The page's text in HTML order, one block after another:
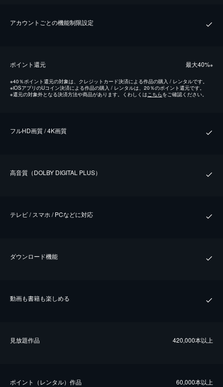
アカウントごとの機能制限設定
ポイント還元 最⼤40%※
※40％ポイント還元の対象は、クレジットカード決済による作品の購入 / レンタルです。
※iOSアプリのUコイン決済による作品の購入 / レンタルは、20％のポイント還元です。
※還元の対象外となる決済方法や商品があります。くわしくはこちらをご確認ください。
フルHD画質 / 4K画質
⾼⾳質（DOLBY DIGITAL PLUS）
テレビ / スマホ / PCなどに対応
ダウンロード機能
動画も書籍も楽しめる
⾒放題作品 420,000本以上
ポイント（レンタル）作品 60,000本以上